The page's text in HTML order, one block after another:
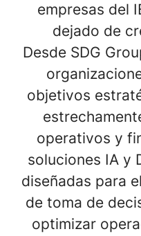
empresas del
dejado de
Desde SDG
objetivos
operativos y
soluciones IA y
diseñadas para
de toma de
optimizar